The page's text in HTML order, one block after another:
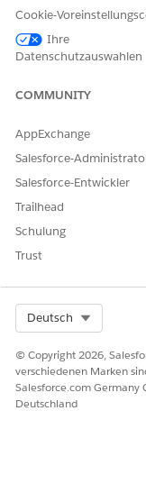
KONNTEN SIE IHR
Geben Sie uns
Cookie-
Ihre
Datenschutzauswahlen
COMMUNITY
AppExchange
Salesforce-
Salesforce-Entwickler
Trailhead
Schulung
Trust
Deutsch
© Copyright 2026,
verschiedenen Marken
Salesforce.com Germany
Deutschland